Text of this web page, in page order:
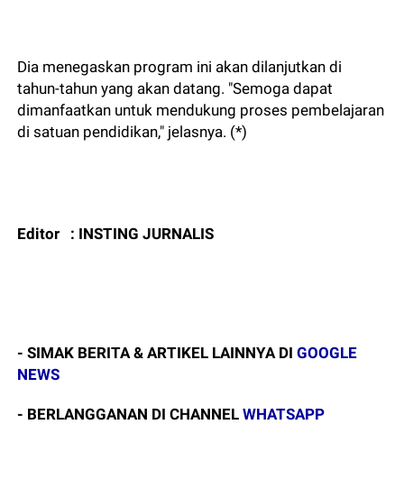
Dia menegaskan program ini akan dilanjutkan di
tahun-tahun yang akan datang. "Semoga dapat
dimanfaatkan untuk mendukung proses pembelajaran
di satuan pendidikan," jelasnya. (*)
Editor : INSTING JURNALIS
- SIMAK BERITA & ARTIKEL LAINNYA DIGOOGLE
NEWS
- BERLANGGANAN DI CHANNELWHATSAPP